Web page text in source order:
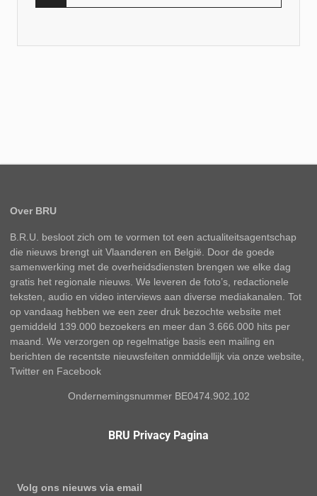
Over BRU
B.R.U. besloot zich om te vormen tot een actualiteitsagentschap
die nieuws brengt uit Vlaanderen en België. Door de goede
samenwerking met de overheidsdiensten brengen we elke dag
gratis het regionale nieuws. We leveren de foto’s, redactionele
teksten, audio en video interviews aan diverse mediakanalen. Tot
op vandaag hebben we een zeer druk bezochte website met
gemiddeld 139.000 bezoekers en meer dan 3.666.000 hits per
maand. We verzorgen op regelmatige basis een mailing en
berichten de recentste nieuwsfeiten onmiddellijk via onze website,
Twitter en Facebook
Ondernemingsnummer BE0474.902.102
BRU Privacy Pagina
Volg ons nieuws via email